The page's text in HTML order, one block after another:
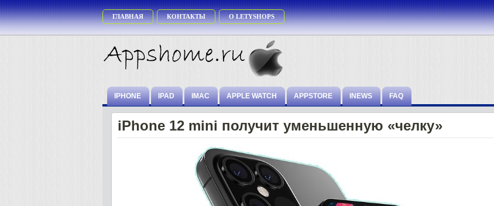
ГЛАВНАЯ КОНТАКТЫ О LETYSHOPS
IPHONE IPAD IMAC APPLE WATCH APPSTORE INEWS FAQ
iPhone 12 mini получит уменьшенную «челку»